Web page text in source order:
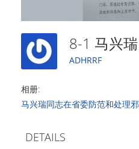
ADHRRF
相册:
马兴瑞同志在省委防范和处理
DETAILS